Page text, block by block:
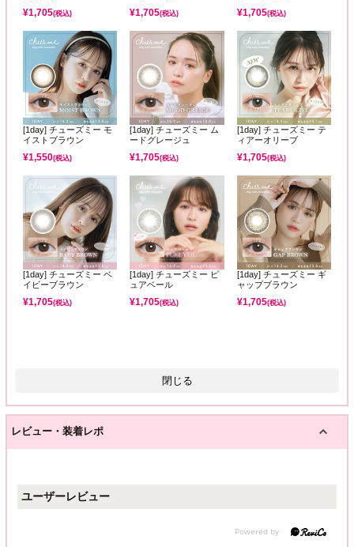
¥1,705(税込) ¥1,705(税込) ¥1,705(税込)
[1day] チューズミー モ
イストブラウン
¥1,550(税込)
[1day] チューズミー ム
ードグレージュ
¥1,705(税込)
[1day] チューズミー テ
ィアーオリーブ
¥1,705(税込)
[1day] チューズミー ベ
イビーブラウン
¥1,705(税込)
[1day] チューズミー ピ
ュアベール
¥1,705(税込)
[1day] チューズミー ギ
ャップブラウン
¥1,705(税込)
閉じる
レビュー・装着レポ
ユーザーレビュー